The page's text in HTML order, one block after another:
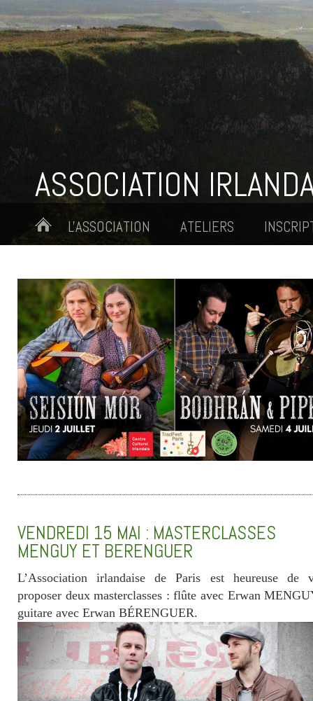
ASSOCIATION
L'ASSOCIATION ATELIERS
VENDREDI 15 MAI : MASTERCLASSES
MENGUY ET BERENGUER
L’Association irlandaise de Paris est heureuse de
proposer deux masterclasses : flûte avec Erwan
guitare avec Erwan BÉRENGUER.